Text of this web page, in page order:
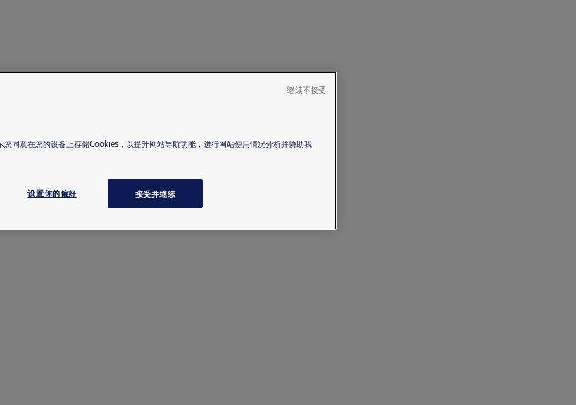
您同意在您的设备上存储Cookies，以提升网站导航功能，进行网站使用情况分析并协助我
设置你的偏好 接受并继续
继续不接受